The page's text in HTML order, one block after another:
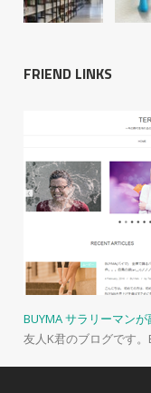
FRIEND LINKS
BUYMA サラリーマン
友人K君のブログです。